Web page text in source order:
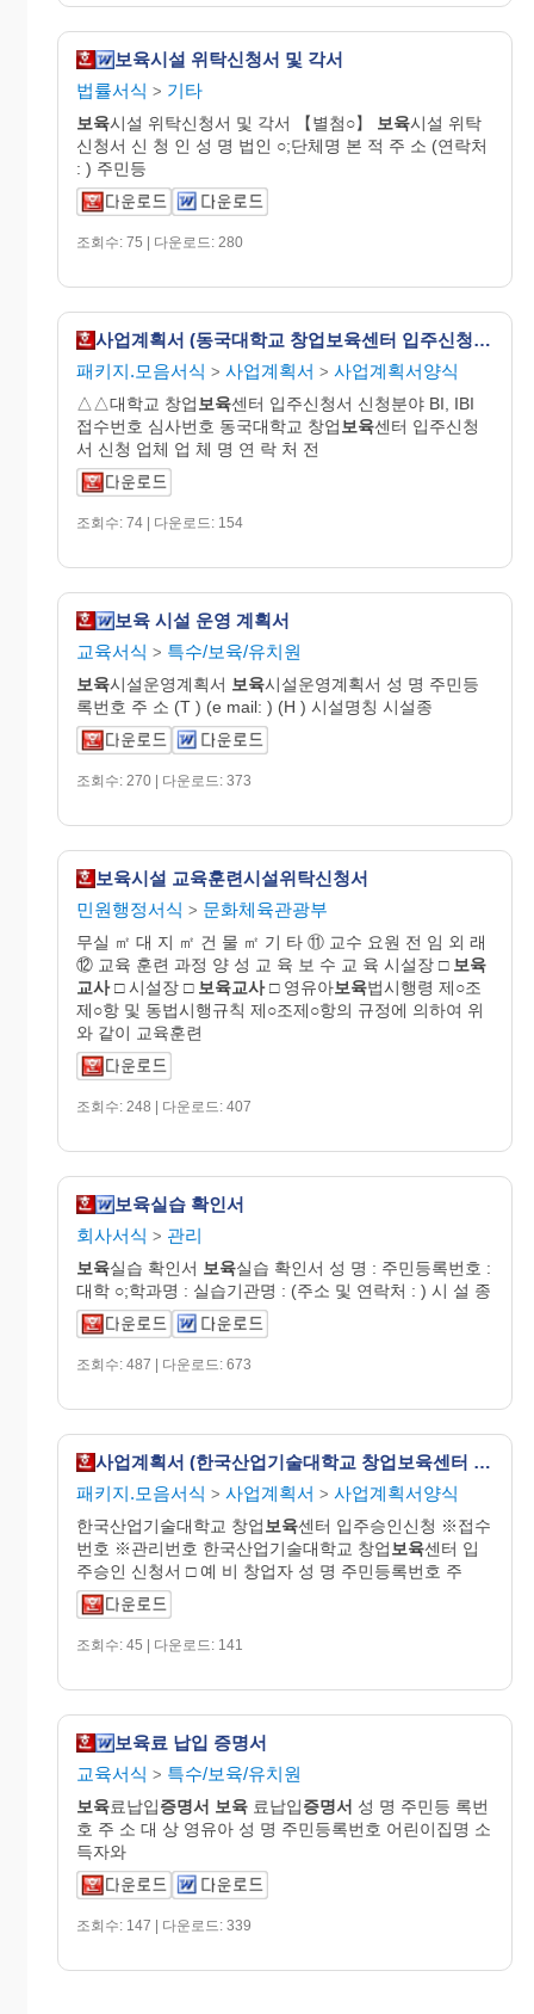
보육시설 위탁신청서 및 각서
법률서식 > 기타
보육시설 위탁신청서 및 각서 【별첨○】 보육시설 위탁
신청서 신 청 인 성 명 법인 ○;단체명 본 적 주 소 (연락처
: ) 주민등
조회수: 75 | 다운로드: 280
사업계획서 (동국대학교 창업보육센터 입주신청서)
패키지.모음서식 > 사업계획서 > 사업계획서양식
△△대학교 창업 보육센터 입주신청서 신청분야 BI, IBI
접수번호 심사번호 동국대학교 창업 보육센터 입주신청
서 신청 업체 업 체 명 연 락 처 전
조회수: 74 | 다운로드: 154
보육 시설 운영 계획서
교육서식 > 특수/보육/유치원
보육시설운영계획서 보육시설운영계획서 성 명 주민등
록번호 주 소 (T ) (e mail: ) (H ) 시설명칭 시설종
조회수: 270 | 다운로드: 373
보육시설 교육훈련시설위탁신청서
민원행정서식 > 문화체육관광부
무실 ㎡ 대 지 ㎡ 건 물 ㎡ 기 타 ⑪ 교수 요원 전 임 외 래
⑫ 교육 훈련 과정 양 성 교 육 보 수 교 육 시설장 □ 보육
교사□ 시설장 □ 보육교사□ 영유아보육법시행령 제○조
제○항 및 동법시행규칙 제○조제○항의 규정에 의하여 위
와 같이 교육훈련
조회수: 248 | 다운로드: 407
보육실습 확인서
회사서식 > 관리
보육실습 확인서 보육실습 확인서 성 명 : 주민등록번호 :
대학 ○;학과명 : 실습기관명 : (주소 및 연락처 : ) 시 설 종
조회수: 487 | 다운로드: 673
사업계획서 (한국산업기술대학교 창업보육센터 입주승인신청)
패키지.모음서식 > 사업계획서 > 사업계획서양식
한국산업기술대학교 창업 보육센터 입주승인신청 ※접수
번호 ※관리번호 한국산업기술대학교 창업 보육센터 입
주승인 신청서 □ 예 비 창업자 성 명 주민등록번호 주
조회수: 45 | 다운로드: 141
보육료 납입 증명서
교육서식 > 특수/보육/유치원
보육료납입증명서 보육 료납입증명서 성 명 주민등 록번
호 주 소 대 상 영유아 성 명 주민등록번호 어린이집명 소
득자와
조회수: 147 | 다운로드: 339